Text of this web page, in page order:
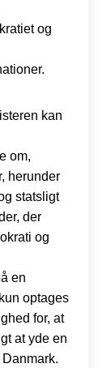
og
kan
om,
herunder
statsligt
der
og
en
optages
for, at
at yde en